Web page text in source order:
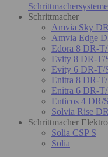
Schrittmachersysteme
Schrittmacher
Amvia Sky
Amvia Edge
Edora 8 DR-
Evity 8 DR-T/
Evity 6 DR-T/
Enitra 8 DR-
Enitra 6 DR-
Enticos 4 DR/
Solvia Rise
Schrittmacher
Solia CSP S
Solia